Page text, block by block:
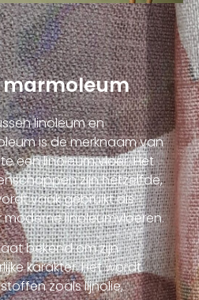
marmoleum
linoleum en
is de merknaam van
een linoleum vloer. Het
zijn hetzelfde,
vaak gebruikt als
linoleumvloeren.
bekend om zijn
karakter. Het wordt
zoals lijnolie,